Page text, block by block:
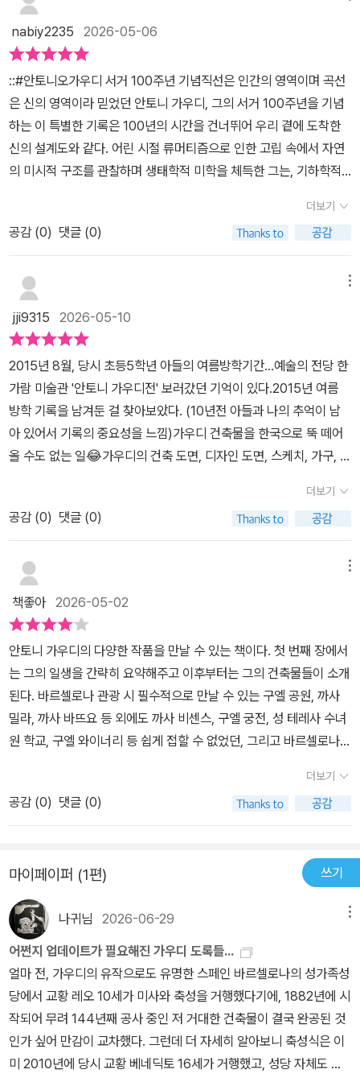
두는 세심함을 보였는데, 이는 위생에 대한 관심이 유럽 전반에서 확
산되던 당대의 지적 흐름과 정확히 맞물리는 태도였다. 성 테레사 수
녀원 학교에는 건물 전체에 환기 장치를 설치했으며, 구엘 파빌리온
에는 채색 세라믹으로 장식한 굴뚝 형태의 환기 장치를 설치했다. 특
히 카사 밀라에는 중정을 설치함으로써 더운 계절에도 시원한 공기를
느낄 수 있도록 할뿐만 아니라 모든 층에서 채광을 느낄 수 있도록 설
계했다. 또한 중정의 1층에서 계단을 따라 위로 올라가면 벽과 천장
곳곳에 꽃무늬 벽화가 있는데, 시간과 계절에 따라 색조와 농도가 미
다. 가우디가 완공한 마지막 건축물인 카사 밀라는 아름다움과 실용
성이 완벽하게 맞아떨어지는 가우디 건축양식의 결정판이라 할 수 있
다.
nabiy2235 2026-05-06
::#안토니오가우디 서거 100주년 기념​직선은 인간의 영역이며 곡선
은 신의 영역이라 믿었던 안토니 가우디, 그의 서거 100주년을 기념
하는 이 특별한 기록은 100년의 시간을 건너뛰어 우리 곁에 도착한
신의 설계도와 같다. 어린 시절 류머티즘으로 인한 고립 속에서 자연
의 미시적 구조를 관찰하며 생태학적 미학을 체득한 그는, 기하학적
다. 사진 속 구엘 공원의 벤치에서 빛나는 트렌카디스(Trencadis)
기법은 파쇄된 타일 조각을 재조합하여 구조물의 표면을 유동적인 생
명체처럼 변모시키며, 사그라다 파밀리아의 첨탑 끝에서 찬란하게 빛
나는 성모의 별은 수학적 질서의 결정체인 포물면(Paraboloid) 구
조를 통해 하늘을 향한 수직적 숭고미를 극대화한다. 그의 건축은 단
순히 벽을 세우는 건축가가 아니라, 수목의 분지 구조를 모방한 내부
기둥을 통해 숲의 공간감을 재현하고 태양의 궤적에 따른 자연 채광
을 정교하게 조율하여 공간에 성스러운 숨결을 불어넣는 연금술이다.
평생을 독신으로 지내며 오직 신과 자연을 위한 건축에 헌신하다 전
차 사고로 허망하게 생을 마감한 그의 삶은 비극적 서사 그 자체이나,
그가 남긴 유산은 비정형의 미학 속에 숨겨진 고도의 구조 역학적 정
교함을 통해 현대 건축이 도달하지 못한 초월적 경지를 증명한다. 현
수선 아치(Catenary Arch)의 유연한 곡선미와 자연 모티프가 결합
된 이 책의 연대기는 우리가 머무는 공간이 어떻게 자연의 섭리를 닮
감사합니다 @misul_sister2023#안토니가우디자연을닮은공간 #
숨비공작소 #가우디건축 #숨비책방
더보기
공감 (0) 댓글 (0)
jji9315 2026-05-10
2015년 8월, 당시 초등5학년 아들의 여름방학기간...예술의 전당 한
가람 미술관 '안토니 가우디전' 보러갔던 기억이 있다.2015년 여름
방학 기록을 남겨둔 걸 찾아보았다. (10년전 아들과 나의 추억이 남
아 있어서 기록의 중요성을 느낌)가우디 건축물을 한국으로 뚝 떼어
올 수도 없는 일😂가우디의 건축 도면, 디자인 도면, 스케치, 가구, 장
물을 통해 그의 건축 세계를 입체적으로 접하는 전시였다. ㆍㆍ최근
<미술문화사> 에서 나온 이 책을 보면서 10여년전 '안토니 가우디전'
이 떠오르고, 가우디의 일생과 가우디 건축에 대해 살펴보는 시간이
되었다.사그라다 파밀리아, 구엘공원, 카사 비센스, 카사 바트요, 카사
밀라 등등..한 사람이 어쩜 스페인뿐만 아니라 전세계인을 스페인으
로 향하게 만드는 독특한 건축물을 만들어냈는지...그리고 그 중 7개
의 건축물이 유네스코 세계문화유산에 등재되어 있을 정도다.1883
년에 시작해서 현재까지 140여년째 진행중인 사그라다 파밀리아 성
당은 정말 경이롭기까지 하다.비록 아직 사그라다 파밀리아 성당을
못 봤어도 이 책에 (무려 24페이지에 해당하는 글과 사진으로) 성당
건립과정이 상세하게 안내되어 있어 마치 성당을 직접 보고 있고 내
부에 들어간 듯한 느낌을 받을수 있는 넘 귀하고 유용한 책이다.🏷외
관을 감상하든 내부 공간을 거닐든, 방문객은 끊임없이 시선을 위로
끌어올리게 되며 그 과정에서 압도적인 규모를 파악하게 된다. 이 거
들은 예수와 성모 마리아, 그리고 열두 사도의 형상을 명시적으로 나
타내는, 말 그대로 거대한 조형물이다! (36p)이 책은 시대순으로 가
우디의 주요 작업 연대기가 소개된다.1878년 파리 만국박람회에서
구엘의 눈에 띄어 구엘의 후원을 든든히 받으며 많은 건축물을 남겼
지만, 1926년 건축중이던 사그라다 파밀리아 성당 밖으로 나와 산책
하던 중에 전차사고로 73세에 허망하게 사망했고, 사그라다 파밀리
아 성당 지하 카르멜산의 성모 예배당에 안치되어 있다.평생을 바친
미완의 성당 안에서 영원한 안식에 든 가우디!스스로도 생전에 완공
못 될거라 짐작했는지 가우디가 잘 남겨둔 각종 자료들로 인해 사후
에도 오랜 기간동안 가우디의 꿈과 명예는 이어지고 있고 스페인의
더보기
공감 (0) 댓글 (0)
책좋아2026-05-02
안토니 가우디의 다양한 작품을 만날 수 있는 책이다. 첫 번째 장에서
는 그의 일생을 간략히 요약해주고 이후부터는 그의 건축물들이 소개
된다. 바르셀로나 관광 시 필수적으로 만날 수 있는 구엘 공원, 까사
밀라, 까사 바뜨요 등 외에도 까사 비센스, 구엘 궁전, 성 테레사 수녀
원 학교, 구엘 와이너리 등 쉽게 접할 수 없었던, 그리고 바르셀로나
감상할 수 있다는 점이 좋았다. 평소 건축에 대한 관심이 많았기에 각
각에 대한 건축적 특징과 가우디의 의도 등 여러 가지 요소에 대한 설
명도 곁들여져 있어 좋았다. 볼수록 천재에 대한 경외심이 느껴진다.
어 있다는 점은 좋았지만, 동시에 그런 만큼 다양한 사진 자료가 있었
으면 하는 아쉬움은 있다. 큰 사이즈의 사진 몇 장 정도로 구성되어 있
는 장이 많은데, 그런 사진들은 시원시원한 느낌을 주기도 하지만, 텍
스트로 설명되고 있는 구석구석의 요소들이 사진자료로 뒷받침되지
않으니 그 실체가 궁금하고 답답한 생각이 들었다.편집적인 측면에서
는, 번역본이지만 기본적인 건축물 이름이라든가 하는 것은 원어 표
기를 좀 남겨두었으면 좋았겠다는 생각이다. 나름대로 찾아보고 싶은
독자들에 대한 배려가 아쉬운 것이다.마지막으로 번역이 많이 아쉽
다.
더보기
공감 (0) 댓글 (0)
마이페이퍼 (1편) 쓰기
나귀님 2026-06-29
어쩐지 업데이트가 필요해진 가우디 도록들...
얼마 전, 가우디의 유작으로도 유명한 스페인 바르셀로나의 성가족성
당에서 교황 레오 10세가 미사와 축성을 거행했다기에, 1882년에 시
작되어 무려 144년째 공사 중인 저 거대한 건축물이 결국 완공된 것
인가 싶어 만감이 교차했다. 그런데 더 자세히 알아보니 축성식은 이
미 2010년에 당시 교황 베네딕토 16세가 거행했고, 성당 자체도 아